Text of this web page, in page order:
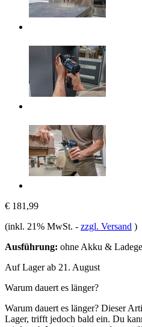
€ 181,99
(inkl. 21% MwSt. - zzgl. Versand )
Ausführung: ohne Akku &
Auf Lager ab 21. August
Warum dauert es länger?
Warum dauert es länger? Dieser
Lager, trifft jedoch bald ein. Du